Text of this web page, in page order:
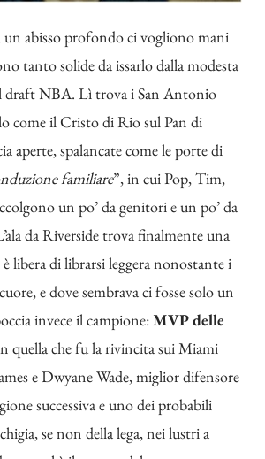
abisso profondo ci vogliono mani
tanto solide da issarlo dalla modesta
draft NBA. Lì trova i San Antonio
come il Cristo di Rio sul Pan di
aperte, spalancate come le porte di
familiare”, in cui Pop, Tim,
un po’ da genitori e un po’ da
da Riverside trova finalmente una
libera di librarsi leggera nonostante i
e dove sembrava ci fosse solo un
invece il campione: MVP delle
quella che fu la rivincita sui Miami
e Dwyane Wade, miglior difensore
successiva e uno dei probabili
se non della lega, nei lustri a